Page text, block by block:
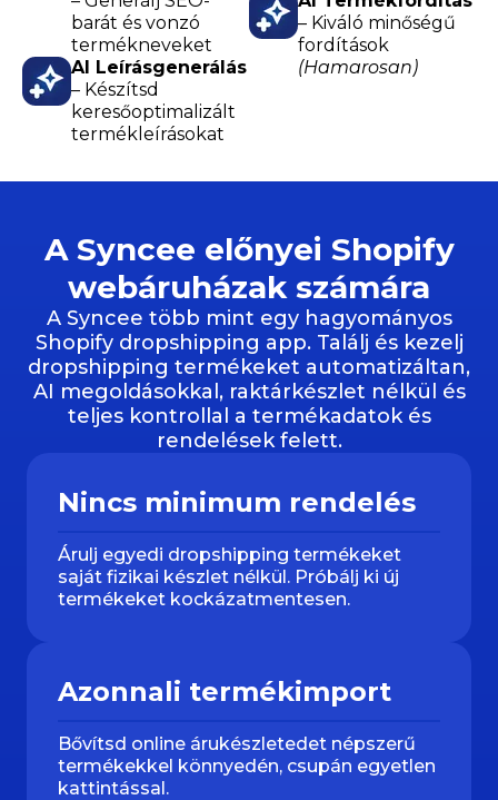
barát és vonzó
termékneveket
AI Leírásgenerálás
– Készítsd
keresőoptimalizált
termékleírásokat
– Kiváló minőségű
fordítások
(Hamarosan)
A Syncee előnyei Shopify
webáruházak számára
A Syncee több mint egy hagyományos
Shopify dropshipping app. Találj és kezelj
dropshipping termékeket automatizáltan,
AI megoldásokkal, raktárkészlet nélkül és
teljes kontrollal a termékadatok és
rendelések felett.
Nincs minimum rendelés
Árulj egyedi dropshipping termékeket
saját fizikai készlet nélkül. Próbálj ki új
termékeket kockázatmentesen.
Azonnali termékimport
Bővítsd online árukészletedet népszerű
termékekkel könnyedén, csupán egyetlen
kattintással.